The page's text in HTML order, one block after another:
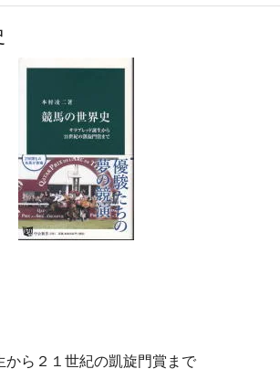
から２１世紀の凱旋門賞まで